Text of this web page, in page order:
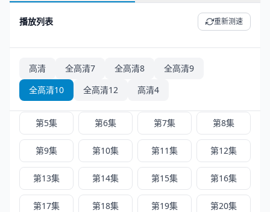
播放列表 重新测速
高清 全高清7 全高清8
全高清9
全高清10
全高清12 高清4
高清4 - 共 52 集
第1集 第2集 第3集
第5集 第6集 第7集 第8集
第9集 第10集 第11集 第12集
第13集 第14集 第15集 第16集
第17集 第18集 第19集 第20集